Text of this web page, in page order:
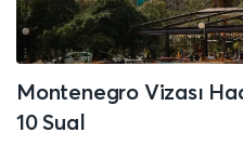
Montenegro Vizası
10 Sual